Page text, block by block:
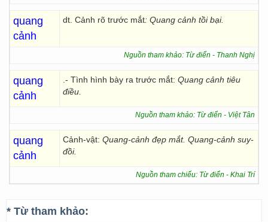
quang
cảnh
dt. Cảnh rõ trước mắt: Quang cảnh tồi bại.
Nguồn tham khảo: Từ điển - Thanh Nghị
quang
cảnh
.- Tình hình bày ra trước mắt: Quang cảnh tiêu
điều.
Nguồn tham khảo: Từ điển - Việt Tân
quang
cảnh
Cảnh-vật: Quang-cảnh đẹp mắt. Quang-cảnh suy-
đồi.
Nguồn tham chiếu: Từ điển - Khai Trí
* Từ tham khảo: